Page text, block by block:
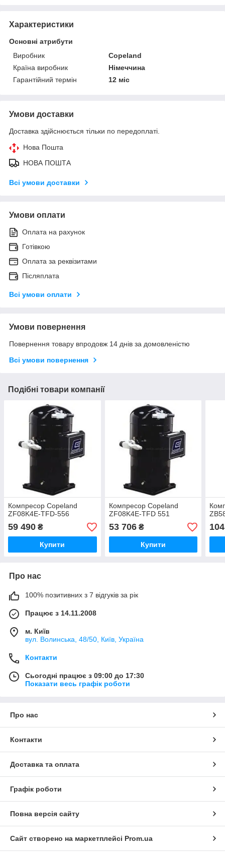
Характеристики
Основні атрибути
Виробник
Copeland
Країна виробник
Німеччина
Гарантійний термін
12 міс
Умови доставки
Доставка здійснюється тільки по передоплаті.
Нова Пошта
НОВА ПОШТА
Всі умови доставки
Умови оплати
Оплата на рахунок
Готівкою
Оплата за реквізитами
Післяплата
Всі умови оплати
Умови повернення
Повернення товару впродовж 14 днів за домовленістю
Всі умови повернення
Подібні товари компанії
Компресор Copeland
ZF08K4E-TFD-556
59 490 ₴
Купити
Компресор Copeland
ZF08K4E-TFD 551
53 706₴
Купити
Про нас
100% позитивних з 7 відгуків за рік
Працює з 14.11.2008
м. Київ
вул. Bолинська, 48/50, Київ, Україна
Контакти
Сьогодні працює з 09:00 до 17:30
Показати весь графік роботи
Про нас
Контакти
Доставка та оплата
Графік роботи
Повна версія сайту
Сайт створено на маркетплейсі Prom.ua